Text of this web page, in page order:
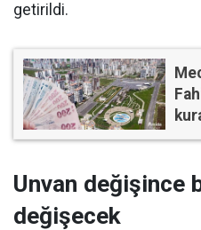
getirildi.
Unvan değişince
değişecek